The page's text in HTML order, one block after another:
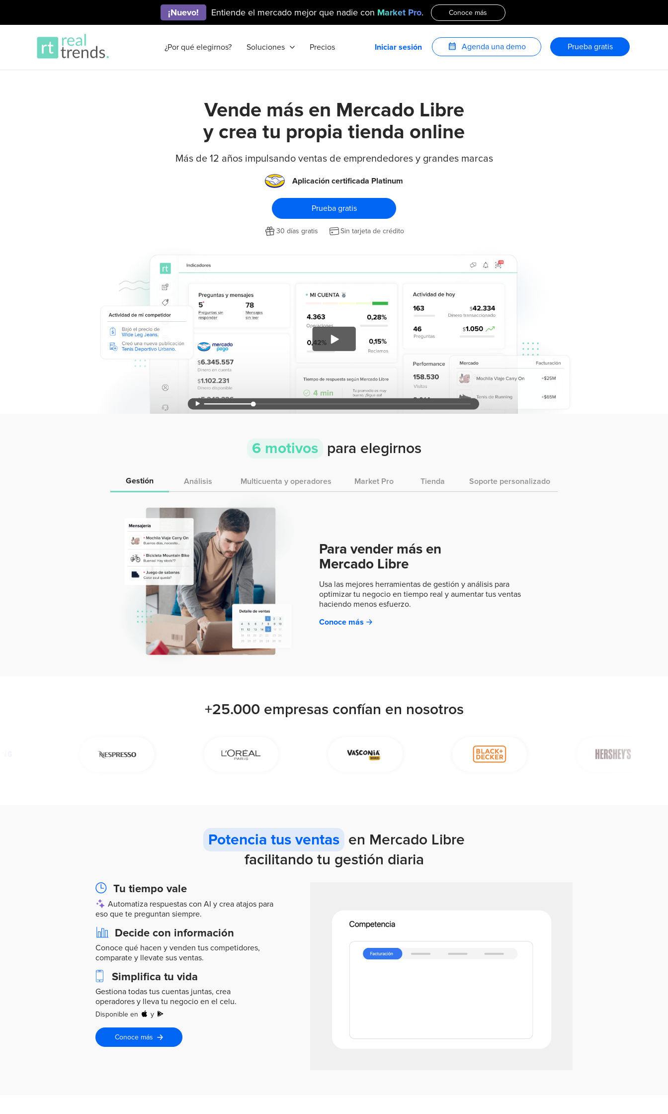
¡Nuevo! Entiende el mercado mejor que nadie con Market Pro. Conoce más
¿Por qué elegirnos? Soluciones Precios Iniciar sesión calendar_month Agenda una demo Prueba gratis
Vende más en Mercado Libre
y crea tu propia tienda online
Más de 12 años impulsando ventas de emprendedores y grandes marcas
Aplicación certificada Platinum
Prueba gratis
30 días gratis Sin tarjeta de crédito
6 motivos para elegirnos
Gestión Análisis Multicuenta y operadores Market Pro Tienda Soporte personalizado
Para vender más en
Mercado Libre
Usa las mejores herramientas de gestión y análisis para
optimizar tu negocio en tiempo real y aumentar tus ventas
haciendo menos esfuerzo.
Conoce más
+25.000 empresas confían en nosotros
Potencia tus ventas en Mercado Libre
facilitando tu gestión diaria
Tu tiempo vale
Automatiza respuestas con AI y crea atajos para
eso que te preguntan siempre.
Decide con información
Conoce qué hacen y venden tus competidores,
comparate y llevate sus ventas.
Simplifica tu vida
Gestiona todas tus cuentas juntas, crea
operadores y lleva tu negocio en el celu.
Disponible en y
Conoce más